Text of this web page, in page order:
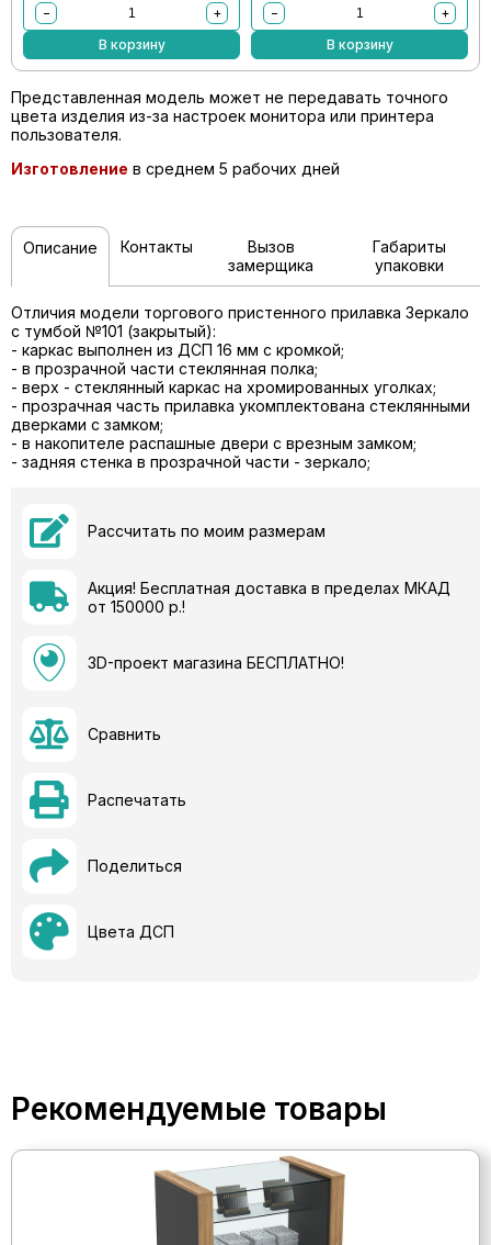
−
+
В корзину
−
+
В корзину
Представленная модель может не передавать точного
цвета изделия из-за настроек монитора или принтера
пользователя.
Изготовление в среднем 5 рабочих дней
Описание Контакты
Вызов
замерщика
Габариты
упаковки
Отличия модели торгового пристенного прилавка Зеркало
с тумбой №101 (закрытый):
- каркас выполнен из ДСП 16 мм с кромкой;
- в прозрачной части стеклянная полка;
- верх - стеклянный каркас на хромированных уголках;
- прозрачная часть прилавка укомплектована стеклянными
дверками с замком;
- в накопителе распашные двери с врезным замком;
- задняя стенка в прозрачной части - зеркало;
Рассчитать по моим размерам
Акция! Бесплатная доставка в пределах МКАД
от 150000 р.!
3D-проект магазина БЕСПЛАТНО!
Сравнить
Распечатать
Поделиться
Цвета ДСП
Рекомендуемые товары